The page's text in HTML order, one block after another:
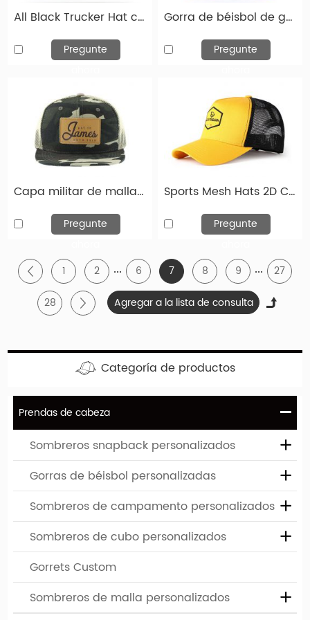
¿Cómo personalizas un sombrero?
Si necesita tapas personalizadas de alta calidad, ha
venido al lugar correcto. Hengxing Caps Factory
su propio sombrero. Puede elegir entre numerosos
sombreros diferentes, que difieren tanto en el tipo
de modelo como en el color. El logotipo o diseño de
su empresa se puede imprimir o bordar en estos
Ventaja y servicio de la empresa
1. Mínimos de la industria-bajo:La cantidad mínima
del pedido es 50-100, algunas categorías son 500
2. Servicios de personalización a medida:
Desde la
concepción de diseño hasta la producción de
All Black Trucker Hat con un logotipo estadounidense al lado y un logotipo de velcro frente
Pregunte
Gorra de béisbol de gamuza personalizada de gato de gama de agua para mujeres en venta
Pregunte
Capa militar de malla con borde de cuero y logotipo de parche de cuero
Pregunte
Sports Mesh Hats 2D Capilla de béisbol amarilla bordada con malla negra
Pregunte
1
2 ... 6 7 8 9 ...
27
28
Categoría de productos
Prendas de cabeza
Sombreros snapback personalizados
Gorras de béisbol personalizadas
Sombreros de campamento personalizados
Sombreros de cubo personalizados
Gorrets Custom
Sombreros de malla personalizados